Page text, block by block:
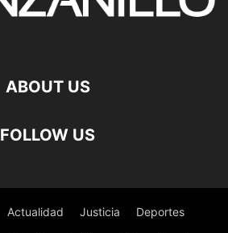
ABOUT US
FOLLOW US
Actualidad Justicia Deportes